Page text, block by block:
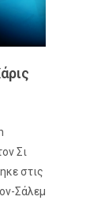
Σι
στις
Σάλεμ